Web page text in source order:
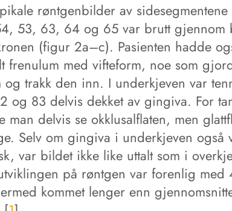
røntgenbilder av sidesegmentene
53, 63, 64 og 65 var brutt gjennom
(figur 2a–c). Pasienten hadde
frenulum med vifteform, noe som
og trakk den inn. I underkjeven var
og 83 delvis dekket av gingiva. For
man delvis se okklusalflaten, men
Selv om gingiva i underkjeven også
var bildet ikke like uttalt som i
på røntgen var forenlig med
kommet lenger enn